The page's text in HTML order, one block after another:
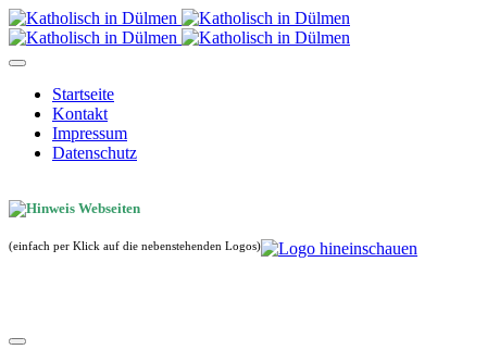
Startseite
Kontakt
Impressum
Datenschutz
(einfach per Klick auf die nebenstehenden Logos)